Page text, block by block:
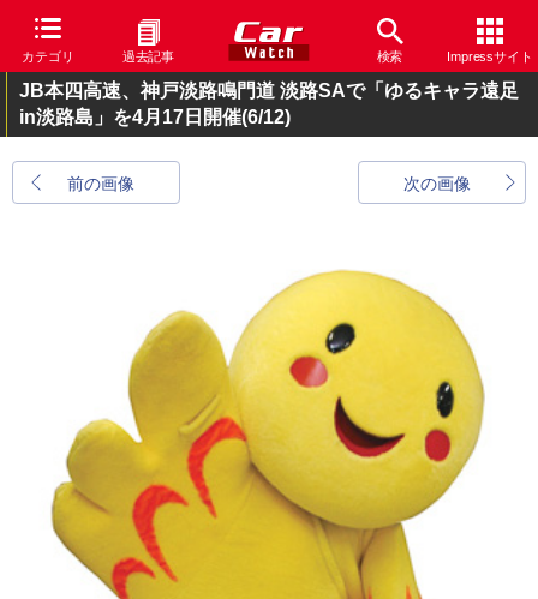
カテゴリ 過去記事 検索 Impressサイト
JB本四高速、神戸淡路鳴門道 淡路SAで「ゆるキャラ遠足
in淡路島」を4月17日開催(6/12)
前の画像 次の画像